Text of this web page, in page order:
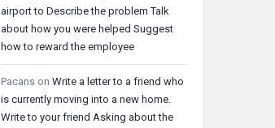
airport to Describe the problem Talk
about how you were helped Suggest
how to reward the employee
Pacans on Write a letter to a friend who
is currently moving into a new home.
Write to your friend Asking about the